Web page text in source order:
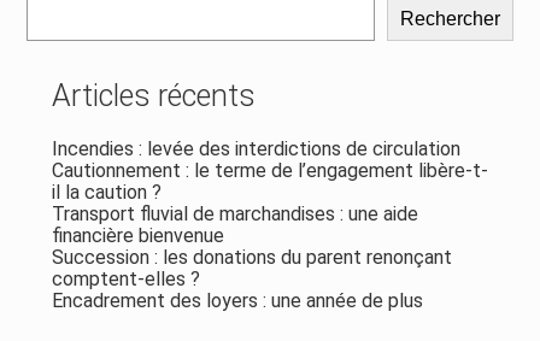
Rechercher
Articles récents
Incendies : levée des interdictions de circulation
Cautionnement : le terme de l’engagement libère-t-
il la caution ?
Transport fluvial de marchandises : une aide
financière bienvenue
Succession : les donations du parent renonçant
comptent-elles ?
Encadrement des loyers : une année de plus